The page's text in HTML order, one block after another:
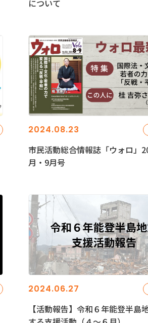
について
2024.08.23
市民活動総合情報誌「ウォロ」
月・9月号
2024.06.27
【活動報告】令和６年能登半島